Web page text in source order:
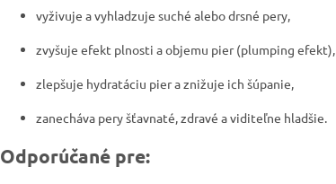
vyživuje a vyhladzuje suché alebo drsné pery,
zvyšuje efekt plnosti a objemu pier (plumping efekt),
zlepšuje hydratáciu pier a znižuje ich šúpanie,
zanecháva pery šťavnaté, zdravé a viditeľne hladšie.
Odporúčané pre: